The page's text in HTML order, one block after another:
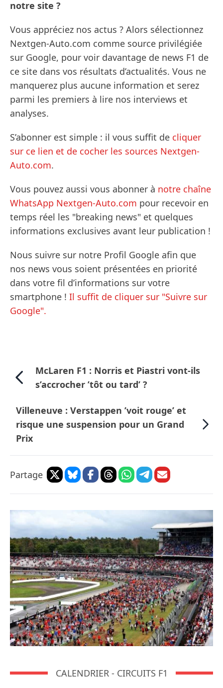
notre site ?
Vous appréciez nos actus ? Alors sélectionnez
Nextgen-Auto.com comme source privilégiée
sur Google, pour voir davantage de news F1 de
ce site dans vos résultats d’actualités. Vous ne
manquerez plus aucune information et serez
parmi les premiers à lire nos interviews et
analyses.
S’abonner est simple : il vous suffit de cliquer
sur ce lien et de cocher les sources Nextgen-
Auto.com.
Vous pouvez aussi vous abonner à notre chaîne
WhatsApp Nextgen-Auto.com pour recevoir en
temps réel les "breaking news" et quelques
informations exclusives avant leur publication !
Nous suivre sur notre Profil Google afin que
nos news vous soient présentées en priorité
dans votre fil d’informations sur votre
smartphone ! Il suffit de cliquer sur "Suivre sur
Google".
McLaren F1 : Norris et Piastri vont-ils
s’accrocher ’tôt ou tard’ ?
Villeneuve : Verstappen ’voit rouge’ et
risque une suspension pour un Grand
Prix
Partage
CALENDRIER - CIRCUITS F1